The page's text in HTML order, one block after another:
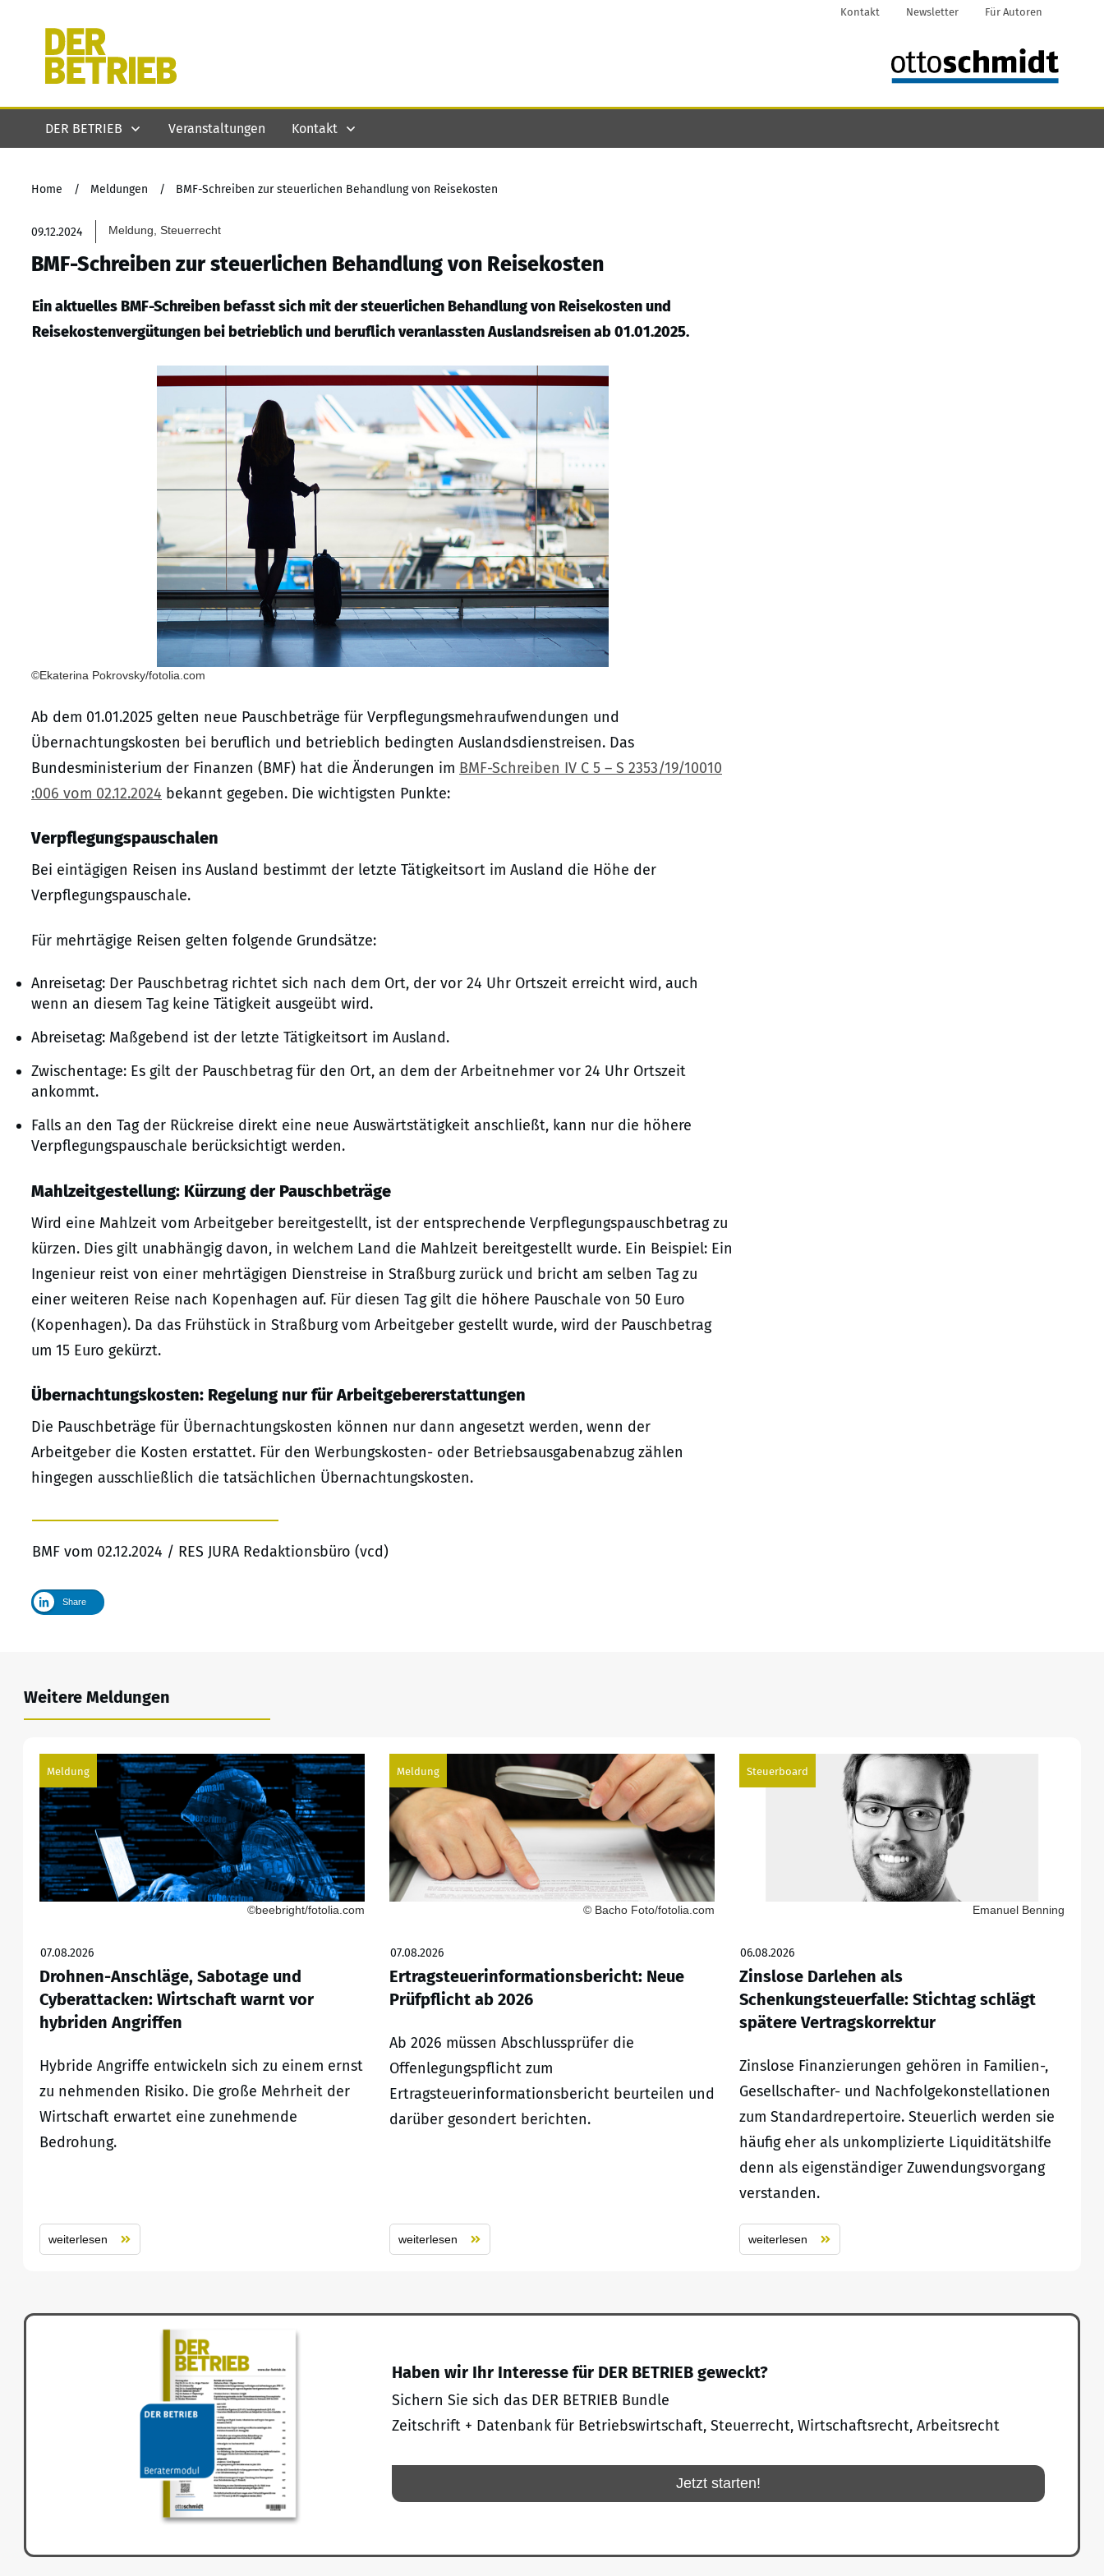
Kontakt Newsletter Für Autoren
DER BETRIEB Veranstaltungen Kontakt
Home / Meldungen / BMF-Schreiben zur steuerlichen Behandlung von Reisekosten
09.12.2024 Meldung, Steuerrecht
BMF-Schreiben zur steuerlichen Behandlung von Reisekosten
Ein aktuelles BMF-Schreiben befasst sich mit der steuerlichen Behandlung von Reisekosten und
Reisekostenvergütungen bei betrieblich und beruflich veranlassten Auslandsreisen ab 01.01.2025.
©Ekaterina Pokrovsky/fotolia.com
Ab dem 01.01.2025 gelten neue Pauschbeträge für Verpflegungsmehraufwendungen und
Übernachtungskosten bei beruflich und betrieblich bedingten Auslandsdienstreisen. Das
Bundesministerium der Finanzen (BMF) hat die Änderungen im BMF-Schreiben IV C 5 – S 2353/19/10010
:006 vom 02.12.2024 bekannt gegeben. Die wichtigsten Punkte:
Verpflegungspauschalen
Bei eintägigen Reisen ins Ausland bestimmt der letzte Tätigkeitsort im Ausland die Höhe der
Verpflegungspauschale.
Für mehrtägige Reisen gelten folgende Grundsätze:
Anreisetag: Der Pauschbetrag richtet sich nach dem Ort, der vor 24 Uhr Ortszeit erreicht wird, auch
wenn an diesem Tag keine Tätigkeit ausgeübt wird.
Abreisetag: Maßgebend ist der letzte Tätigkeitsort im Ausland.
Zwischentage: Es gilt der Pauschbetrag für den Ort, an dem der Arbeitnehmer vor 24 Uhr Ortszeit
ankommt.
Falls an den Tag der Rückreise direkt eine neue Auswärtstätigkeit anschließt, kann nur die höhere
Verpflegungspauschale berücksichtigt werden.
Mahlzeitgestellung: Kürzung der Pauschbeträge
Wird eine Mahlzeit vom Arbeitgeber bereitgestellt, ist der entsprechende Verpflegungspauschbetrag zu
kürzen. Dies gilt unabhängig davon, in welchem Land die Mahlzeit bereitgestellt wurde. Ein Beispiel: Ein
Ingenieur reist von einer mehrtägigen Dienstreise in Straßburg zurück und bricht am selben Tag zu
einer weiteren Reise nach Kopenhagen auf. Für diesen Tag gilt die höhere Pauschale von 50 Euro
(Kopenhagen). Da das Frühstück in Straßburg vom Arbeitgeber gestellt wurde, wird der Pauschbetrag
um 15 Euro gekürzt.
Übernachtungskosten: Regelung nur für Arbeitgebererstattungen
Die Pauschbeträge für Übernachtungskosten können nur dann angesetzt werden, wenn der
Arbeitgeber die Kosten erstattet. Für den Werbungskosten- oder Betriebsausgabenabzug zählen
hingegen ausschließlich die tatsächlichen Übernachtungskosten.
BMF vom 02.12.2024 / RES JURA Redaktionsbüro (vcd)
Share
Weitere Meldungen
Meldung
©beebright/fotolia.com
07.08.2026
Drohnen-Anschläge, Sabotage und
Cyberattacken: Wirtschaft warnt vor
hybriden Angriffen
Hybride Angriffe entwickeln sich zu einem ernst
zu nehmenden Risiko. Die große Mehrheit der
Wirtschaft erwartet eine zunehmende
Bedrohung.
weiterlesen
Meldung
© Bacho Foto/fotolia.com
07.08.2026
Ertragsteuerinformationsbericht: Neue
Prüfpflicht ab 2026
Ab 2026 müssen Abschlussprüfer die
Offenlegungspflicht zum
Ertragsteuerinformationsbericht beurteilen und
darüber gesondert berichten.
weiterlesen
Steuerboard
Emanuel Benning
06.08.2026
Zinslose Darlehen als
Schenkungsteuerfalle: Stichtag schlägt
spätere Vertragskorrektur
Zinslose Finanzierungen gehören in Familien-,
Gesellschafter- und Nachfolgekonstellationen
zum Standardrepertoire. Steuerlich werden sie
häufig eher als unkomplizierte Liquiditätshilfe
denn als eigenständiger Zuwendungsvorgang
verstanden.
weiterlesen
Haben wir Ihr Interesse für DER BETRIEB geweckt?
Sichern Sie sich das DER BETRIEB Bundle
Zeitschrift + Datenbank für Betriebswirtschaft, Steuerrecht, Wirtschaftsrecht, Arbeitsrecht
Jetzt starten!